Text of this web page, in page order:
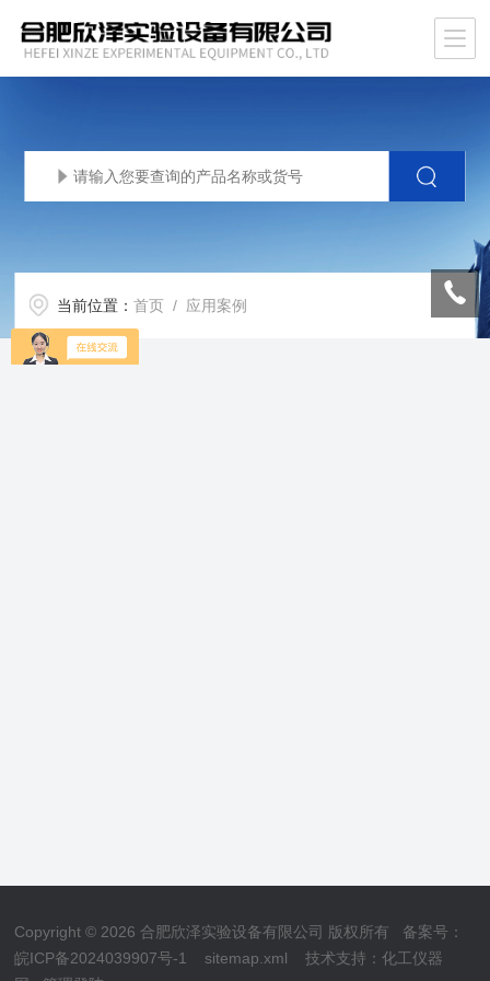
当前位置：首页 / 应用案例
Copyright © 2026 合肥欣泽实验设备有限公司 版权所有 备案号：
皖ICP备2024039907号-1
sitemap.xml 技术支持：化工仪器